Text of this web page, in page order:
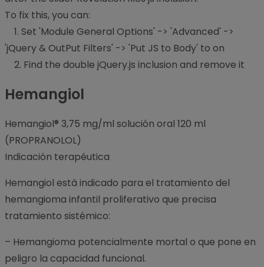
To fix this, you can:
1. Set 'Module General Options' -> 'Advanced' ->
'jQuery & OutPut Filters' -> 'Put JS to Body' to on
2. Find the double jQuery.js inclusion and remove it
Hemangiol
Hemangiol® 3,75 mg/ml solución oral 120 ml
(PROPRANOLOL)
Indicación terapéutica
Hemangiol está indicado para el tratamiento del
hemangioma infantil proliferativo que precisa
tratamiento sistémico:
– Hemangioma potencialmente mortal o que pone en
peligro la capacidad funcional.